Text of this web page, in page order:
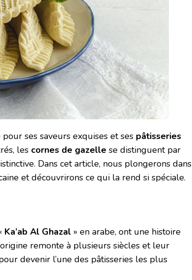
ses saveurs exquises et ses pâtisseries
les cornes de gazelle se distinguent par
Dans cet article, nous plongerons dans
et découvrirons ce qui la rend si spéciale.
Ka’ab Al Ghazal » en arabe, ont une histoire
remonte à plusieurs siècles et leur
devenir l’une des pâtisseries les plus